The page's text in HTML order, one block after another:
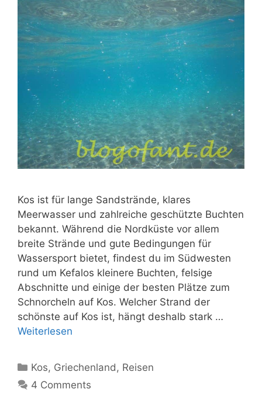
Kos ist für lange Sandstrände, klares
Meerwasser und zahlreiche geschützte Buchten
bekannt. Während die Nordküste vor allem
breite Strände und gute Bedingungen für
Wassersport bietet, findest du im Südwesten
rund um Kefalos kleinere Buchten, felsige
Abschnitte und einige der besten Plätze zum
Schnorcheln auf Kos. Welcher Strand der
schönste auf Kos ist, hängt deshalb stark …
Weiterlesen
Kategorien
Kos, Griechenland , Reisen
4 Comments